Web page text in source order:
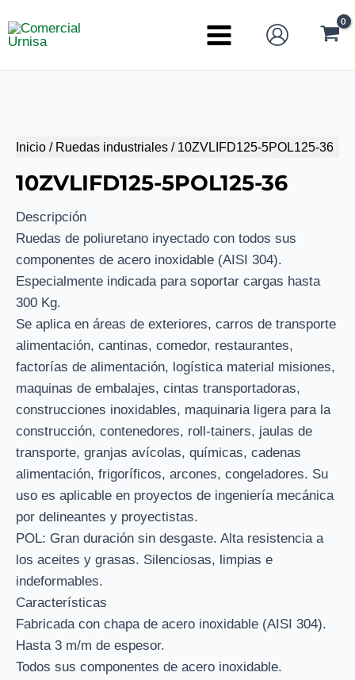
al
Main
Inicio / Ruedas industriales / 10ZVLIFD125-5POL125-36
10ZVLIFD125-5POL125-36
Descripción
Ruedas de poliuretano inyectado con todos sus
componentes de acero inoxidable (AISI 304).
Especialmente indicada para soportar cargas hasta
300 Kg.
Se aplica en áreas de exteriores, carros de transporte
alimentación, cantinas, comedor, restaurantes,
factorías de alimentación, logística material misiones,
maquinas de embalajes, cintas transportadoras,
construcciones inoxidables, maquinaria ligera para la
construcción, contenedores, roll-tainers, jaulas de
transporte, granjas avícolas, químicas, cadenas
alimentación, frigoríficos, arcones, congeladores. Su
uso es aplicable en proyectos de ingeniería mecánica
por delineantes y proyectistas.
POL: Gran duración sin desgaste. Alta resistencia a
los aceites y grasas. Silenciosas, limpias e
indeformables.
Características
Fabricada con chapa de acero inoxidable (AISI 304).
Hasta 3 m/m de espesor.
Todos sus componentes de acero inoxidable.